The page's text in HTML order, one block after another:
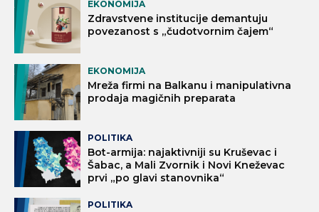
EKONOMIJA
Zdravstvene institucije demantuju
povezanost s „čudotvornim čajem“
EKONOMIJA
Mreža firmi na Balkanu i manipulativna
prodaja magičnih preparata
POLITIKA
Bot-armija: najaktivniji su Kruševac i
Šabac, a Mali Zvornik i Novi Kneževac
prvi „po glavi stanovnika“
POLITIKA